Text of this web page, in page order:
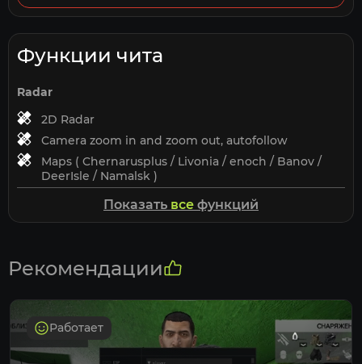
Функции чита
Radar
2D Radar
Camera zoom in and zoom out, autofollow
Maps ( Chernarusplus / Livonia / enoch / Banov /
DeerIsle / Namalsk )
Maps options: High Quality | Low Quality
Player Visuals
Show LocalPlayer Names
Show LocalPlayer AimLine Thickness
Show Enemies Icons
Show Enemies Names
Показать все функций
Рекомендации
Работает